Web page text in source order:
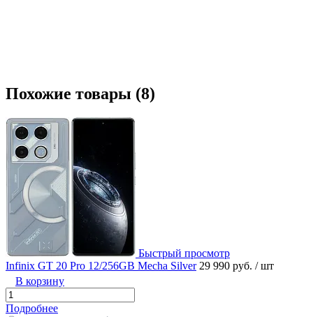
Похожие товары (8)
Быстрый просмотр
Infinix GT 20 Pro 12/256GB Mecha Silver 29 990 руб. / шт
В корзину
Подробнее